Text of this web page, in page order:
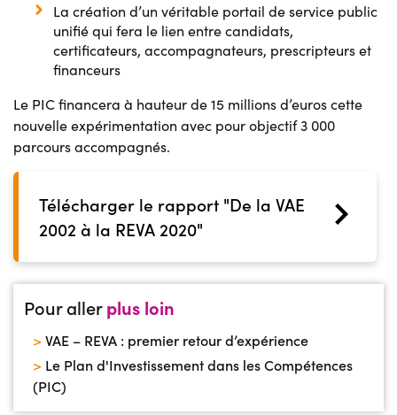
La création d’un véritable portail de service public
unifié qui fera le lien entre candidats,
certificateurs, accompagnateurs, prescripteurs et
financeurs
Le PIC financera à hauteur de 15 millions d’euros cette
nouvelle expérimentation avec pour objectif 3 000
parcours accompagnés.
Télécharger le rapport "De la VAE
2002 à la REVA 2020"
Pour allerplus loin
>VAE – REVA : premier retour d’expérience
> Le Plan d'Investissement dans les Compétences
(PIC)